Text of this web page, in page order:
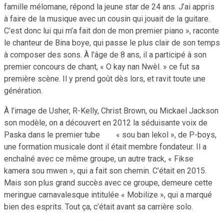
famille mélomane, répond la jeune star de 24 ans. J’ai appris
à faire de la musique avec un cousin qui jouait de la guitare.
C’est donc lui qui m’a fait don de mon premier piano », raconte
le chanteur de Bina boye, qui passe le plus clair de son temps
à composer des sons. À l’âge de 8 ans, il a participé à son
premier concours de chant, « O kay nan Nwèl. » ce fut sa
première scène. Il y prend goût dès lors, et ravit toute une
génération.
À l’image de Usher, R-Kelly, Christ Brown, ou Mickael Jackson
son modèle, on a découvert en 2012 la séduisante voix de
Paska dans le premier tube « sou ban lekol », de P-boys,
une formation musicale dont il était membre fondateur. Il a
enchaîné avec ce même groupe, un autre track, « Fikse
kamera sou mwen », qui a fait son chemin. C’était en 2015.
Mais son plus grand succès avec ce groupe, demeure cette
meringue carnavalesque intitulée « Mobilize », qui a marqué
bien des esprits. Tout ça, c’était avant sa carrière solo.